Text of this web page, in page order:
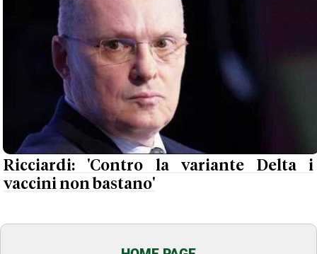
Ricciardi: 'Contro la variante Delta i
vaccini non bastano'